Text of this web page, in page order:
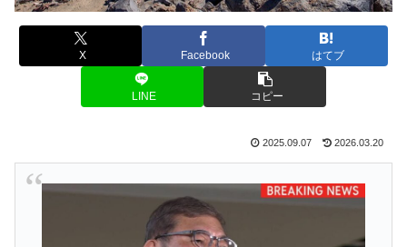
X Facebook はてブ
LINE コピー
2025.09.07 2026.03.20